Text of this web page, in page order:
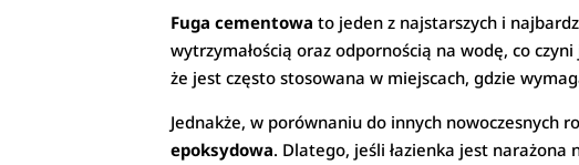
Fuga cementowa to jeden z najstarszych i
wytrzymałością oraz odpornością na wodę, co
że jest często stosowana w miejscach, gdzie
Jednakże, w porównaniu do innych nowoczesnych
epoksydowa. Dlatego, jeśli łazienka jest